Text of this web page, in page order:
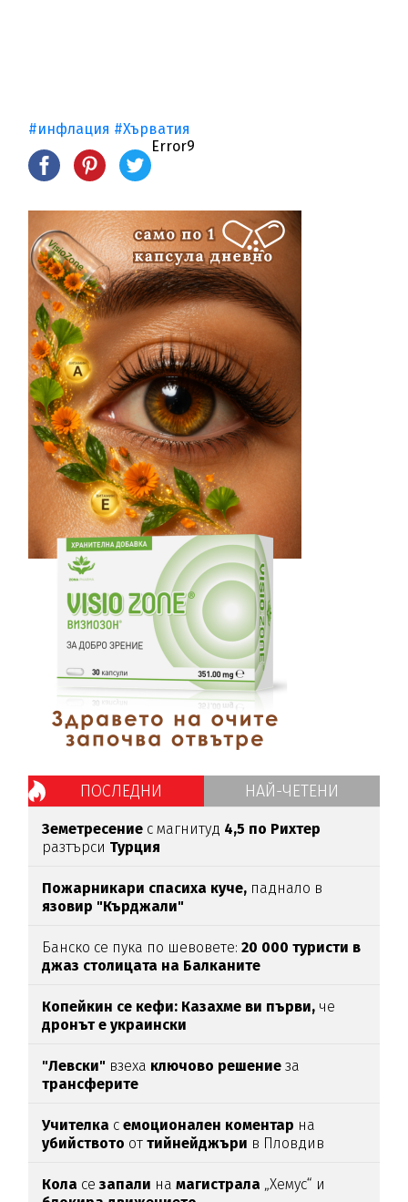
#инфлaция #Хърватия
Error9
ПОСЛЕДНИ НАЙ-ЧЕТЕНИ
Земетресение с магнитуд 4,5 по Рихтер
разтърси Турция
Пожарникари спасиха куче, паднало в
язовир "Кърджали"
Банско се пука по шевовете:20 000 туристи в
джаз столицата на Балканите
Копейкин се кефи: Казахме ви първи, че
дронът е украински
"Левски" взеха ключово решение за
трансферите
Учителка семоционален коментар на
убийството оттийнейджъри в Пловдив
Кола сезапали намагистрала „Хемус“ и